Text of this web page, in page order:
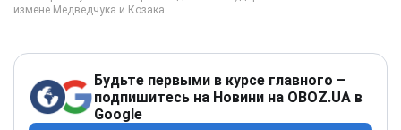
Будьте первыми в курсе главного –
подпишитесь на Новини на OBOZ.UA в
Google